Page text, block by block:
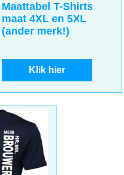
uitvallen. Meet goed uw
Maattabel T-Shirts
maat 4XL en 5XL
(ander merk!)
Klik hier